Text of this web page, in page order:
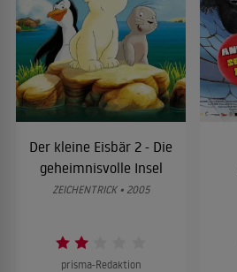
Der kleine Eisbär 2 - Die
geheimnisvolle Insel
ZEICHENTRICK • 2005
prisma-Redaktion